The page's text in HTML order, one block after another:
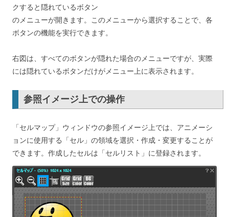
クすると隠れているボタン
のメニューが開きます。このメニューから選択することで、各
ボタンの機能を実行できます。
右図は、すべてのボタンが隠れた場合のメニューですが、実際
には隠れているボタンだけがメニュー上に表示されます。
参照イメージ上での操作
「セルマップ」ウィンドウの参照イメージ上では、アニメーシ
ョンに使用する「セル」の領域を選択・作成・変更することが
できます。作成したセルは「セルリスト」に登録されます。